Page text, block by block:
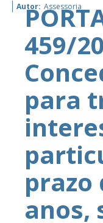
Autor: Assessoria
459/
para
prazo
anos,